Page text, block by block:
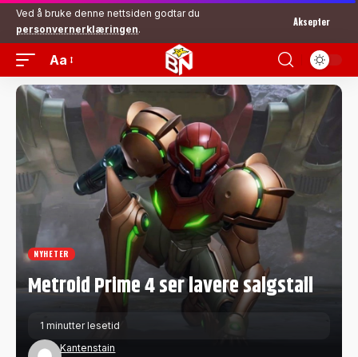
Ved å bruke denne nettsiden godtar du
personvernerklæringen.
Aksepter
Aa
NYHETER
Metroid Prime 4 ser lavere salgstall
Kantenstain
1 minutter lesetid